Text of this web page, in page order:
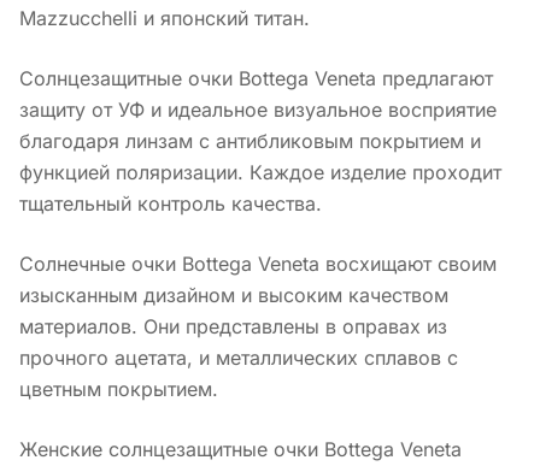
Mazzucchelli и японский титан.
Солнцезащитные очки Bottega Veneta предлагают
защиту от УФ и идеальное визуальное восприятие
благодаря линзам с антибликовым покрытием и
функцией поляризации. Каждое изделие проходит
тщательный контроль качества.
Солнечные очки Bottega Veneta восхищают своим
изысканным дизайном и высоким качеством
материалов. Они представлены в оправах из
прочного ацетата, и металлических сплавов с
цветным покрытием.
Женские солнцезащитные очки Bottega Veneta